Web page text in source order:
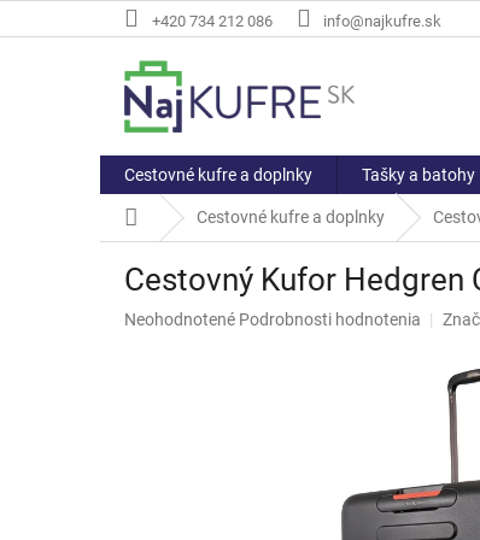
na
+420 734 212 086 info@najkufre.sk
Cestovné kufre a doplnky Tašky a batohy
DomovCestovné kufre a doplnky
Cestovný Kufor Hedgren
Priemerné
Neohodnotené Podrobnosti hodnotenia